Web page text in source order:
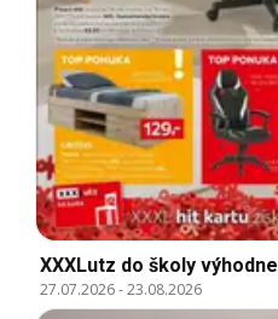
XXXLutz do školy výhodne
27.07.2026-23.08.2026